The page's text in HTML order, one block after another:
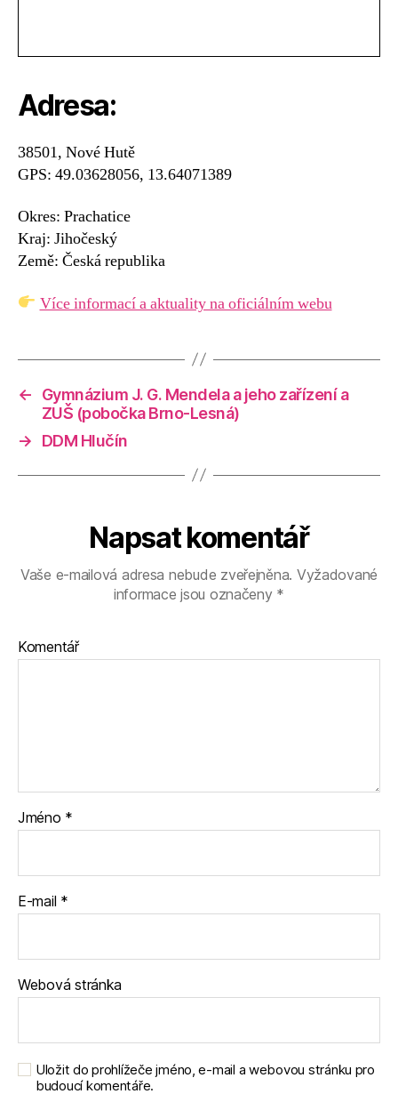
Adresa:
38501, Nové Hutě
GPS: 49.03628056, 13.64071389
Okres: Prachatice
Kraj: Jihočeský
Země: Česká republika
Více informací a aktuality na oficiálním webu
←
Gymnázium J. G. Mendela a jeho zařízení a
ZUŠ (pobočka Brno-Lesná)
→
DDM Hlučín
Napsat komentář
Vaše e-mailová adresa nebude zveřejněna. Vyžadované
informace jsou označeny *
Komentář
Jméno *
E-mail *
Webová stránka
Uložit do prohlížeče jméno, e-mail a webovou stránku pro
budoucí komentáře.